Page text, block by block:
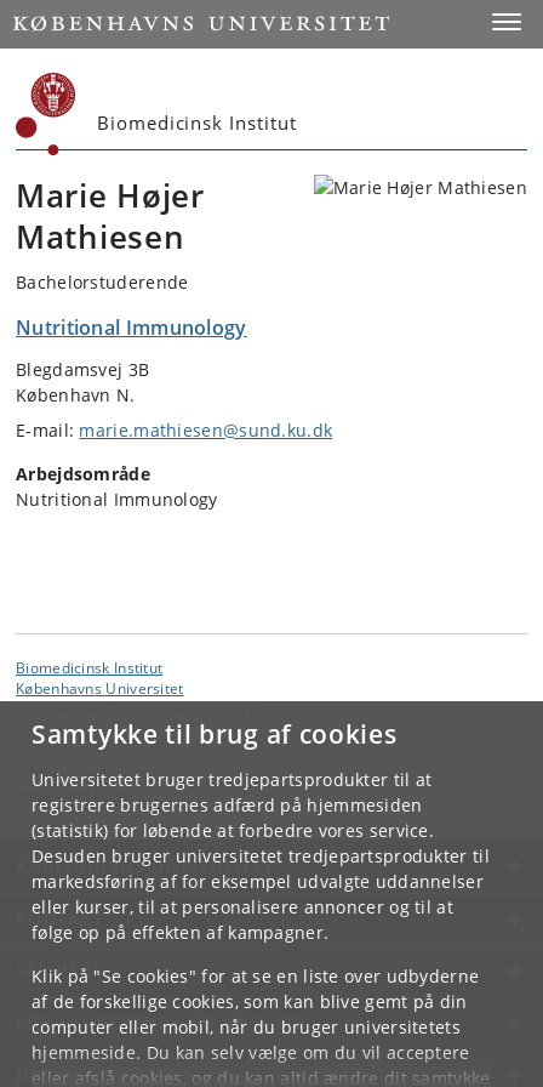
Samtykke til brug af cookies
Universitetet bruger tredjepartsprodukter til at
registrere brugernes adfærd på hjemmesiden
(statistik) for løbende at forbedre vores service.
Desuden bruger universitetet tredjepartsprodukter til
markedsføring af for eksempel udvalgte uddannelser
eller kurser, til at personalisere annoncer og til at
følge op på effekten af kampagner.
Klik på "Se cookies" for at se en liste over udbyderne
af de forskellige cookies, som kan blive gemt på din
computer eller mobil, når du bruger universitetets
hjemmeside. Du kan selv vælge om du vil acceptere
eller afslå cookies, og du kan altid ændre dit samtykke
Start
Biomedicinsk Institut
Marie Højer
Mathiesen
Bachelorstuderende
Nutritional Immunology
Blegdamsvej 3B
København N.
E-mail: marie.mathiesen@sund.ku.dk
Arbejdsområde
Nutritional Immunology
Biomedicinsk Institut
Københavns Universitet
Biomedicinsk Institut
KØBENHAVNS UNIVERSITET
KONTAKT
SERVICES
FOR STUDERENDE OG ANSATTE
JOB OG KARRIERE